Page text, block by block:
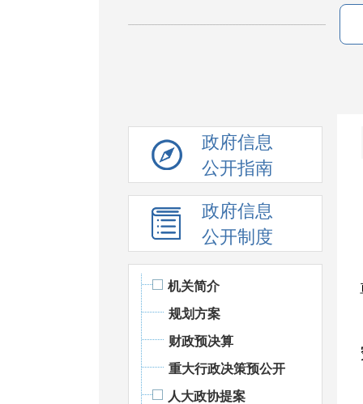
政府信息
公开指南
政府信息
公开制度
机关简介
规划方案
财政预决算
重大行政决策预公开
人大政协提案